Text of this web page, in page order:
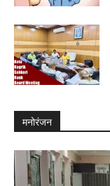
मनोरंजन